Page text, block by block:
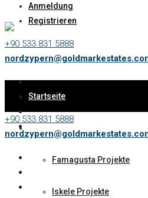
Anmeldung
Registrieren
+90 533 831 5888
Startseite
Famagusta Projekte
Iskele Projekte
+90 533 831 5888